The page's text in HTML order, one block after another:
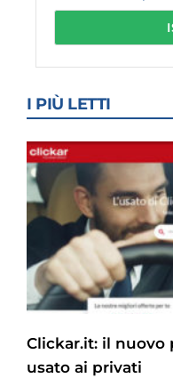
I PIÙ LETTI
Clickar.it: il nuovo
usato ai privati